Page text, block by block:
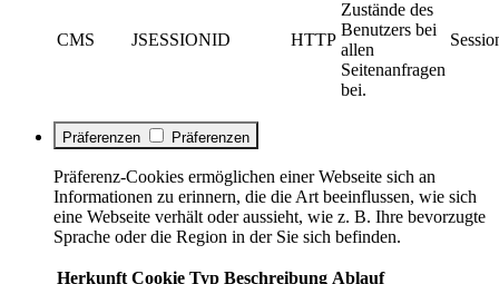
CMS JSESSIONID HTTP
Zustände des
Benutzers bei
allen
Seitenanfragen
bei.
Präferenzen Präferenzen
Präferenz-Cookies ermöglichen einer Webseite sich an
Informationen zu erinnern, die die Art beeinflussen, wie sich
eine Webseite verhält oder aussieht, wie z. B. Ihre bevorzugte
Sprache oder die Region in der Sie sich befinden.
Herkunft Cookie Typ Beschreibung Ablauf